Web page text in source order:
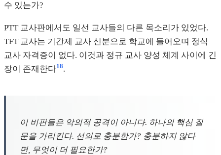
수 있는가?
PTT 교사판에서도 일선 교사들의 다른 목소리가 있었다.
TFT 교사는 기간제 교사 신분으로 학교에 들어오며 정식
교사 자격증이 없다. 이것과 정규 교사 양성 체계 사이에 긴
장이 존재한다18.
이 비판들은 악의적 공격이 아니다. 하나의 핵심 질
문을 가리킨다. 선의로 충분한가? 충분하지 않다
면, 무엇이 더 필요한가?